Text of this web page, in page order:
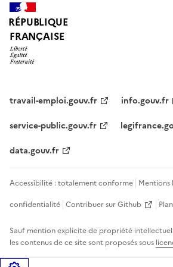
RÉPUBLIQUE
FRANÇAISE
travail-emploi.gouv.fr
info.gouv.fr
service-public.gouv.fr
data.gouv.fr
Accessibilité : totalement conforme Mentions
confidentialité Contribuer sur Github
Sauf mention explicite de propriété
les contenus de ce site sont proposés sous